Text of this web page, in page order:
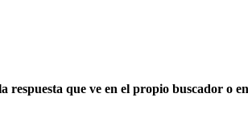
que ve en el propio buscador o